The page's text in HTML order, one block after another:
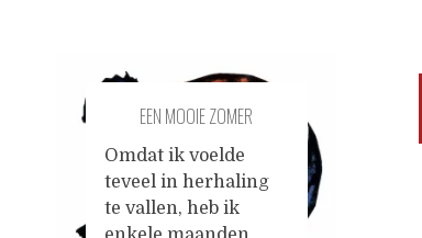
friend once told me,
"if it's yellow let it
mellow, if
EEN MOOIE ZOMER
Omdat ik voelde
teveel in herhaling
te vallen, heb ik